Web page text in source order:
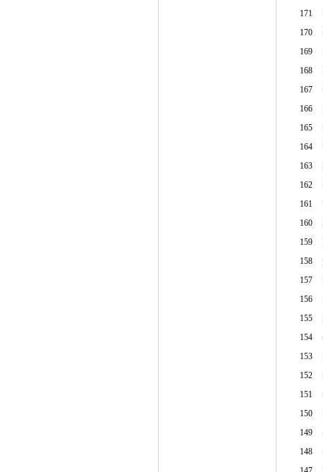
171
170
169
168
167
166
165
164
163
162
161
160
159
158
157
156
155
154
153
152
151
150
149
148